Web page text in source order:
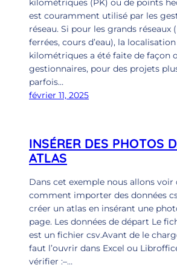
kilométriques (PK) ou de points
est couramment utilisé par les
réseau. Si pour les grands réseaux
ferrées, cours d’eau), la
kilométriques a été faite de façon
gestionnaires, pour des projets
parfois…
février 11, 2025
INSÉRER DES PHOTOS
ATLAS
Dans cet exemple nous allons voir
comment importer des données
créer un atlas en insérant une
page. Les données de départ Le
est un fichier csv.Avant de le
faut l’ouvrir dans Excel ou
vérifier :–…